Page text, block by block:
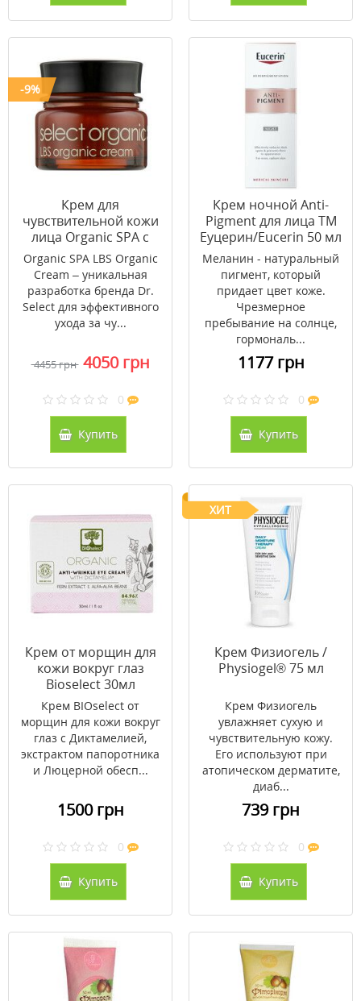
-9%
Крем для
чувствительной кожи
лица Organic SPA с
пробиотиками Dr.
Select 30 г
Organic SPA LBS Organic
Cream – уникальная
разработка бренда Dr.
Select для эффективного
ухода за чу...
4455 грн 4050 грн
0
Купить
Крем ночной Anti-
Pigment для лица ТМ
Еуцерин/Eucerin 50 мл
Меланин - натуральный
пигмент, который
придает цвет коже.
Чрезмерное
пребывание на солнце,
гормональ...
1177 грн
0
Купить
Крем от морщин для
кожи вокруг глаз
Bioselect 30мл
Крем BIOselect от
морщин для кожи вокруг
глаз с Диктамелией,
экстрактом папоротника
и Люцерной обесп...
1500 грн
0
Купить
ХИТ
Крем Физиогель /
Physiogel® 75 мл
Крем Физиогель
увлажняет сухую и
чувствительную кожу.
Его используют при
атопическом дерматите,
диаб...
739 грн
0
Купить